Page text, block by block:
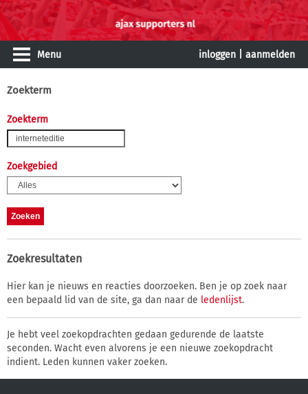
Menu inloggen aanmelden
Zoekterm
Zoekterm
Zoekgebied
Zoekresultaten
Hier kan je nieuws en reacties doorzoeken. Ben je op zoek naar
een bepaald lid van de site, ga dan naar de ledenlijst.
Je hebt veel zoekopdrachten gedaan gedurende de laatste
seconden. Wacht even alvorens je een nieuwe zoekopdracht
indient. Leden kunnen vaker zoeken.